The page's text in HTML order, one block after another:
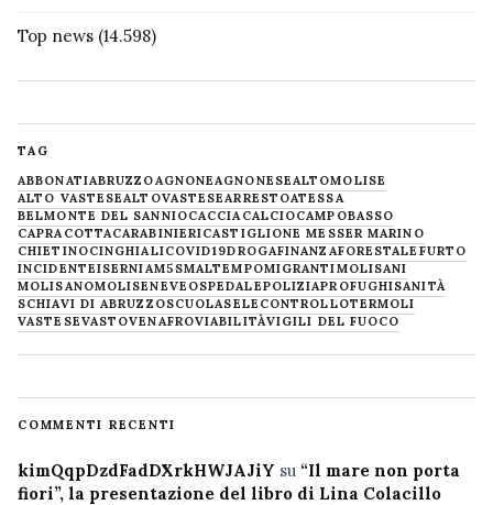
Top news (14.598)
TAG
ABBONATIABRUZZOAGNONEAGNONESEALTOMOLISE
ALTO VASTESEALTOVASTESEARRESTOATESSA
BELMONTE DEL SANNIOCACCIACALCIOCAMPOBASSO
CAPRACOTTACARABINIERICASTIGLIONE MESSER MARINO
CHIETINOCINGHIALICOVID19DROGAFINANZAFORESTALE FURTO
INCIDENTEISERNIAM5SMALTEMPOMIGRANTIMOLISANI
MOLISANOMOLISENEVE OSPEDALEPOLIZIAPROFUGHISANITÀ
SCHIAVI DI ABRUZZOSCUOLASELECONTROLLOTERMOLI
VASTESEVASTOVENAFROVIABILITÀVIGILI DEL FUOCO
COMMENTI RECENTI
kimQqpDzdFadDXrkHWJAJiY su “Il mare non porta
fiori”, la presentazione del libro di Lina Colacillo